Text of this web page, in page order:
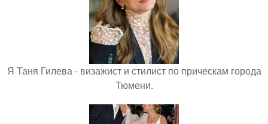
Я Таня Гилева - визажист и стилист по прическам города
Тюмени.